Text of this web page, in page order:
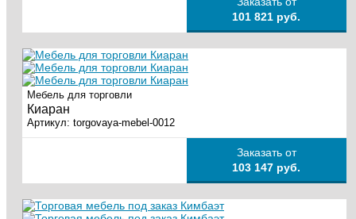
101 821 руб.
Мебель для торговли
Киаран
Артикул: torgovaya-mebel-0012
Заказать от
103 147 руб.